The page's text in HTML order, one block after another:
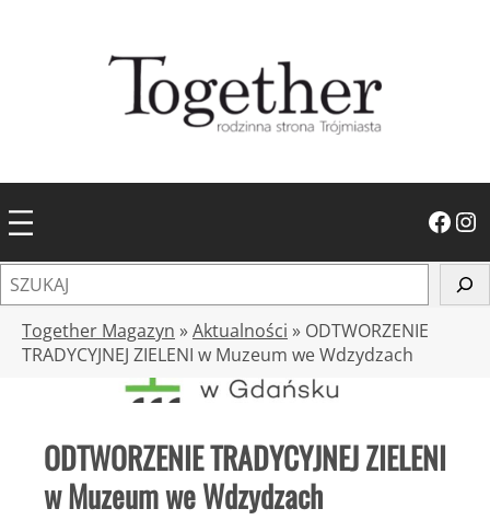
Facebook Instagram
z
Together Magazyn »Aktualności » ODTWORZENIE
TRADYCYJNEJ ZIELENI w Muzeum we Wdzydzach
ODTWORZENIE TRADYCYJNEJ ZIELENI
w Muzeum we Wdzydzach